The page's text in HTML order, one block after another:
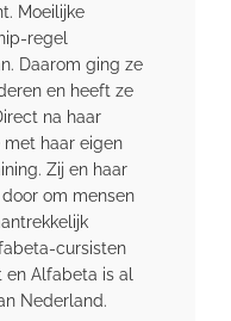
Moeilijke
regel
Daarom ging ze
en heeft ze
na haar
met haar eigen
Zij en haar
om mensen
cursisten
Alfabeta is al
Nederland.